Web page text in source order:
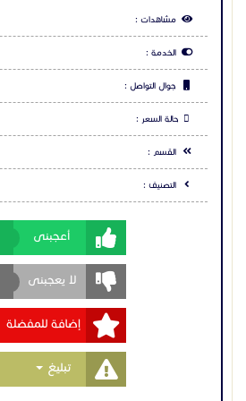
بسبعة اتجاهات.
Google Play.
المحمولة.
هاتف مؤتمرات جراند ستريم GAC2570
• مكبر صوت مزدوج كامل مع غرفة
وإلغاء الصدى الصوتي المتقدم.
مشاهدات :
الخدمة :
جوال التواصل :
حالة السعر :
القسم :
التصنيف :
أعجبنى
لا يعجبنى
إضافة للمفضلة
تبليغ